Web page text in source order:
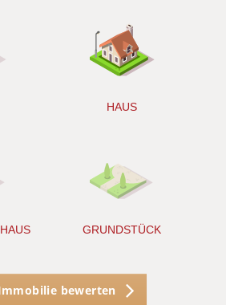
HAUS
GRUNDSTÜCK
bewerten